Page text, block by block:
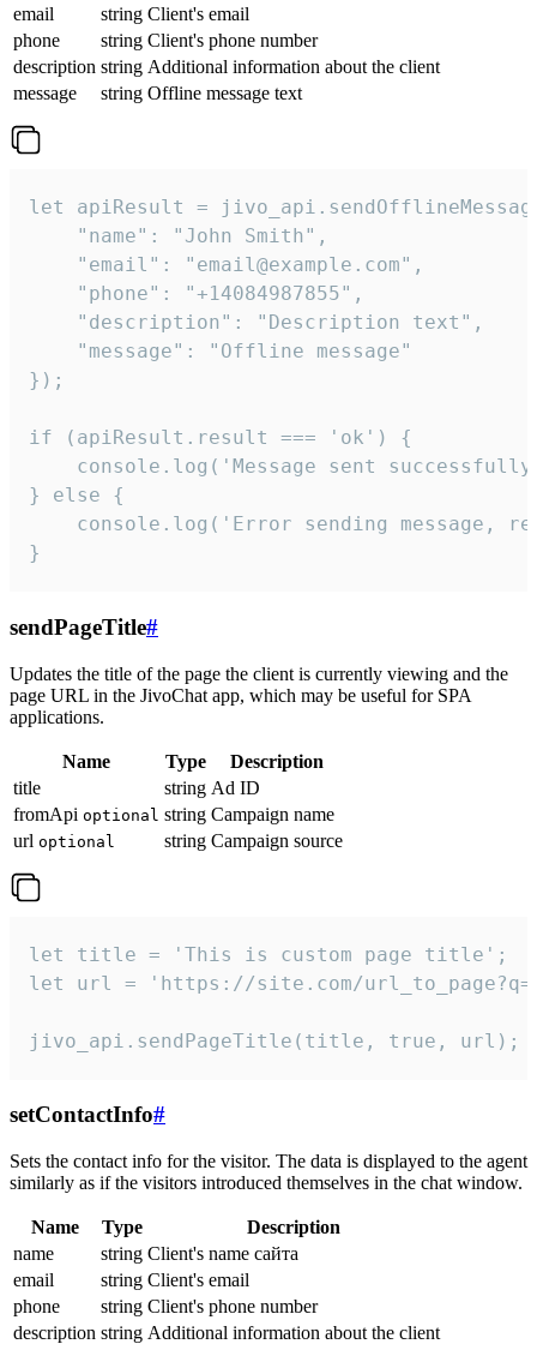
email
string Client's email
phone
string Client's phone number
description string Additional information about the client
message
string Offline message text
let apiResult =
    "name": "John Smith",
    "email": "email@example.com",
    "phone": "+14084987855",
    "description": "Description text",
    "message": "Offline message"
});
if (apiResult.result === 'ok') {
console.log('Message sent
} else {
console.log('Error sending message,
}
sendPageTitle#
Updates the title of the page the client is currently viewing and the
page URL in the JivoChat app, which may be useful for SPA
applications.
Name Type
Description
title
string Ad ID
fromApi optional string Campaign name
url optional string Campaign source
let title = 'This is custom page title';
let url = 'https://site.com/
jivo_api.sendPageTitle(title, true, url);
setContactInfo#
Sets the contact info for the visitor. The data is displayed to the agent
similarly as if the visitors introduced themselves in the chat window.
Name Type
Description
name
string Client's name сайта
email
string Client's email
phone
string Client's phone number
description string Additional information about the client